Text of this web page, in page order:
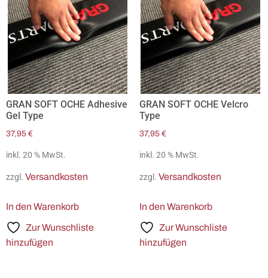
GRAN SOFT OCHE Adhesive
Gel Type
37,95 €
inkl. 20 % MwSt.
zzgl. Versandkosten
In den Warenkorb
Zur Wunschliste
hinzufügen
GRAN SOFT OCHE Velcro
Type
37,95 €
inkl. 20 % MwSt.
zzgl. Versandkosten
In den Warenkorb
Zur Wunschliste
hinzufügen